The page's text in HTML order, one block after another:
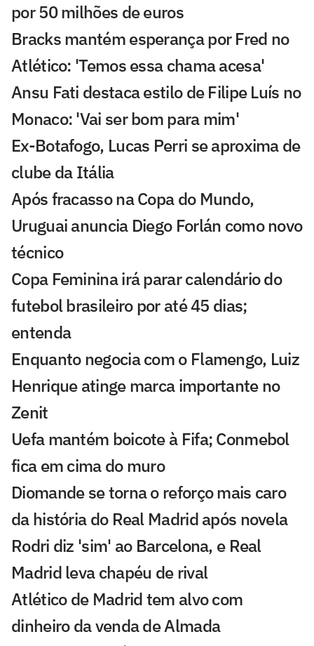
por 50 milhões de euros
Bracks mantém esperança por Fred no
Atlético: 'Temos essa chama acesa'
Ansu Fati destaca estilo de Filipe Luís no
Monaco: 'Vai ser bom para mim'
Ex-Botafogo, Lucas Perri se aproxima de
clube da Itália
Após fracasso na Copa do Mundo,
Uruguai anuncia Diego Forlán como novo
técnico
Copa Feminina irá parar calendário do
futebol brasileiro por até 45 dias;
entenda
Enquanto negocia com o Flamengo, Luiz
Henrique atinge marca importante no
Zenit
Uefa mantém boicote à Fifa; Conmebol
fica em cima do muro
Diomande se torna o reforço mais caro
da história do Real Madrid após novela
Rodri diz 'sim' ao Barcelona, e Real
Madrid leva chapéu de rival
Atlético de Madrid tem alvo com
dinheiro da venda de Almada